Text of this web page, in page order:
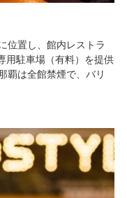
位置し、館内レストラ
用駐車場（有料）を提供
覇は全館禁煙で、バリ